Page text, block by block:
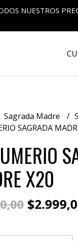
NUESTROS
Sagrada Madre
SAGRADA
X20